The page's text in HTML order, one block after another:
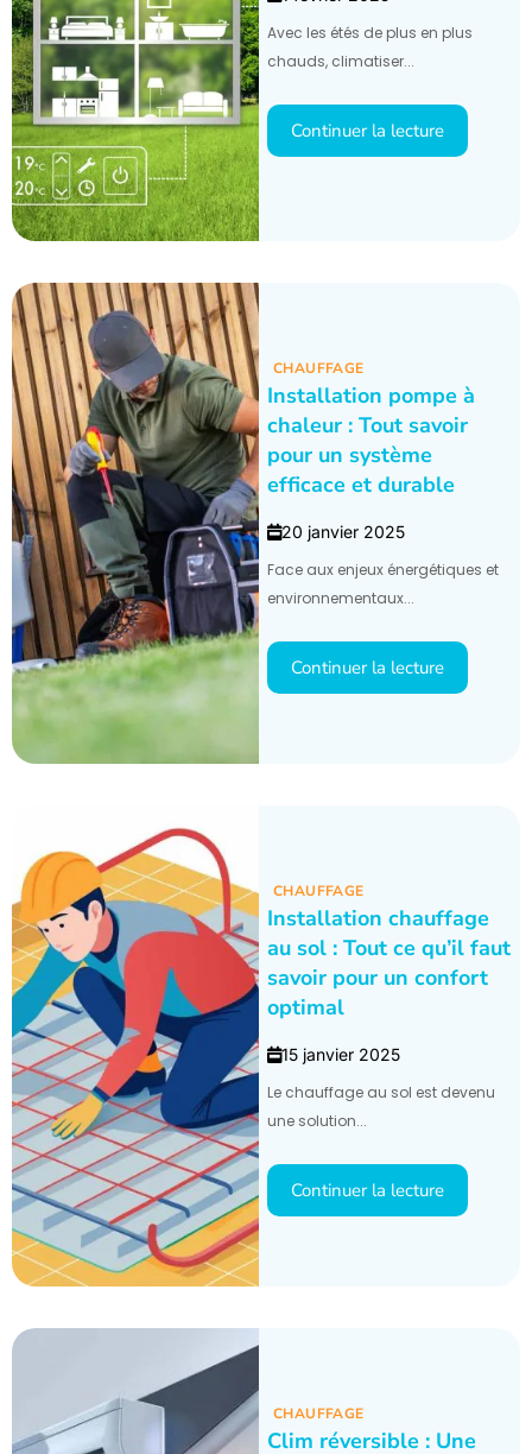
Avec les étés de plus en plus
chauds, climatiser...
Continuer la lecture
CHAUFFAGE
Installation pompe à
chaleur : Tout savoir
pour un système
efficace et durable
20 janvier 2025
Face aux enjeux énergétiques et
environnementaux...
Continuer la lecture
CHAUFFAGE
Installation chauffage
au sol : Tout ce qu’il faut
savoir pour un confort
optimal
15 janvier 2025
Le chauffage au sol est devenu
une solution...
Continuer la lecture
CHAUFFAGE
Clim réversible : Une